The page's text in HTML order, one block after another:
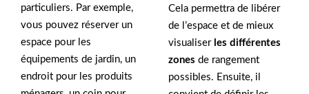
particuliers. Par exemple,
vous pouvez réserver un
espace pour les
équipements de jardin, un
endroit pour les produits
Cela permettra de libérer
de l’espace et de mieux
visualiser les différentes
zones de rangement
possibles. Ensuite, il